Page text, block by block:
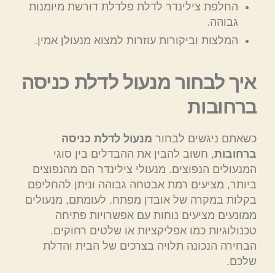
החלפת צילינדר לדלת פלדלת דורשת מיומנות
גבוהה.
המלצות וביקורות עוזרות למצוא מנעולן אמין.
איך לבחור מנעול לדלת כניסה
ברחובות
כשאתם ניגשים לבחור מנעול לדלת כניסה
ברחובות, חשוב להבין את ההבדלים בין סוגי
המנעולים הנפוצים. מנעולי צילינדר הם מהנפוצים
ביותר, מציעים רמת אבטחה גבוהה וניתן להחליפם
בקלות במקרה של אובדן מפתח. לעומתם, מנעולים
ממונעים מציעים נוחות עם אפשרויות פתיחה
טכנולוגיות כמו אפליקציות או שלטים רחוקים.
הבחירה הנכונה תלויה בצרכים של הבית והדלת
שלכם.